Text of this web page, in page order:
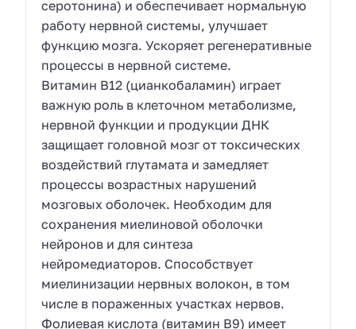
серотонина) и обеспечивает нормальную
работу нервной системы, улучшает
функцию мозга. Ускоряет регенеративные
процессы в нервной системе.
Витамин В12 (цианкобаламин) играет
важную роль в клеточном метаболизме,
нервной функции и продукции ДНК
защищает головной мозг от токсических
воздействий глутамата и замедляет
процессы возрастных нарушений
мозговых оболочек. Необходим для
сохранения миелиновой оболочки
нейронов и для синтеза
нейромедиаторов. Способствует
миелинизации нервных волокон, в том
числе в пораженных участках нервов.
Фолиевая кислота (витамин В9) имеет